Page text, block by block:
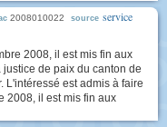
2008010022 source service
2008, il est mis fin aux
de paix du canton de
L'intéressé est admis à faire
2008, il est mis fin aux